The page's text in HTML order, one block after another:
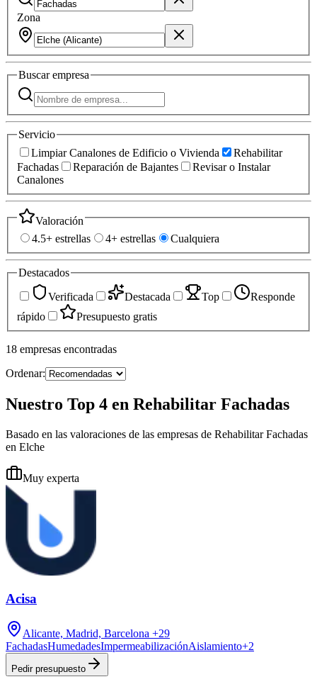
Zona
Buscarempresa
Servicio
Limpiar Canalones de Edificio o Vivienda
Rehabilitar
Fachadas
Reparación de Bajantes
Revisar o Instalar
Canalones
Valoración
4.5+ estrellas
4+ estrellas Cualquiera
Destacados
Verificada
Destacada Top
Responde
rápido
Presupuesto gratis
18 empresas encontradas
Ordenar:
Nuestro Top 4 en Rehabilitar Fachadas
Basado en las valoraciones de las empresas de Rehabilitar Fachadas
en Elche
Muy experta
Acisa
Alicante, Madrid, Barcelona +29
FachadasHumedadesImpermeabilizaciónAislamiento+2
Pedir presupuesto